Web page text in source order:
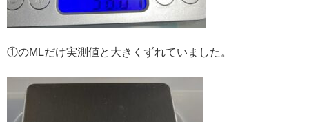
①のMLだけ実測値と大きくずれていました。